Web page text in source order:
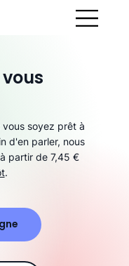
soyez prêt à
d'en parler, nous
partir de 7,45 €
.